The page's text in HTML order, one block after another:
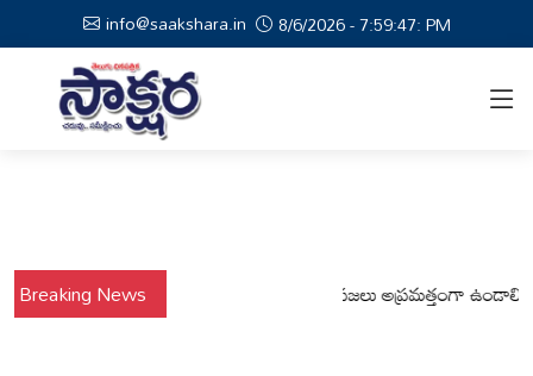
info@saakshara.in 8/6/2026 - 7:59:48: PM
Breaking News
నేపథ్యంలో కోటపల్లి, వేమనపల్లి మండలాల ప్రజలు అప్రమత్తంగా ఉండాలి